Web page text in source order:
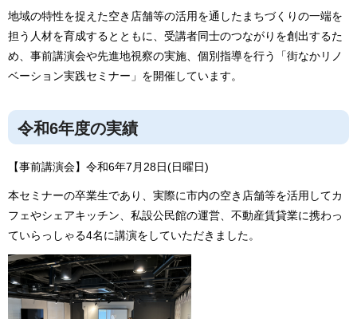
地域の特性を捉えた空き店舗等の活用を通したまちづくりの一端を
担う人材を育成するとともに、受講者同士のつながりを創出するた
め、事前講演会や先進地視察の実施、個別指導を行う「街なかリノ
ベーション実践セミナー」を開催しています。
令和6年度の実績
【事前講演会】令和6年7月28日(日曜日)
本セミナーの卒業生であり、実際に市内の空き店舗等を活用してカ
フェやシェアキッチン、私設公民館の運営、不動産賃貸業に携わっ
ていらっしゃる4名に講演をしていただきました。